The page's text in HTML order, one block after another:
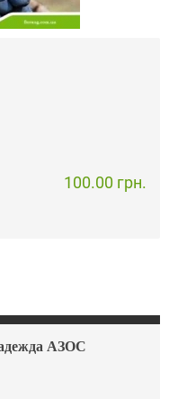
100.00 грн.
АЗОС